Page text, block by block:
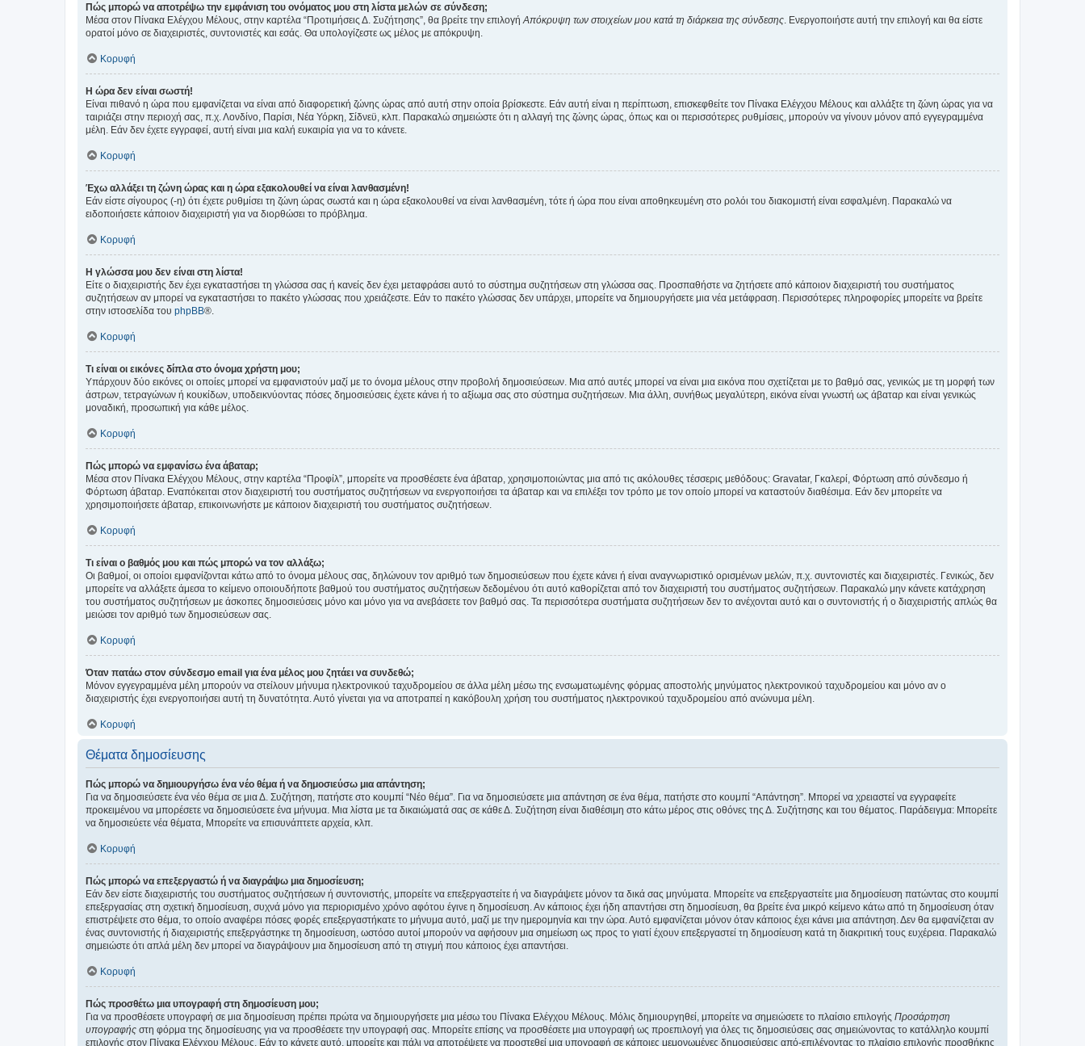
Πώς μπορώ να αποτρέψω την εμφάνιση του ονόματος μου στη λίστα μελών σε σύνδεση;
Μέσα στον Πίνακα Ελέγχου Μέλους, στην καρτέλα “Προτιμήσεις Δ. Συζήτησης”, θα βρείτε την επιλογή Απόκρυψη των στοιχείων μου κατά τη διάρκεια της σύνδεσης . Ενεργοποιήστε αυτή την επιλογή και θα είστε
ορατοί μόνο σε διαχειριστές, συντονιστές και εσάς. Θα υπολογίζεστε ως μέλος με απόκρυψη.
Κορυφή
Η ώρα δεν είναι σωστή!
Είναι πιθανό η ώρα που εμφανίζεται να είναι από διαφορετική ζώνης ώρας από αυτή στην οποία βρίσκεστε. Εάν αυτή είναι η περίπτωση, επισκεφθείτε τον Πίνακα Ελέγχου Μέλους και αλλάξτε τη ζώνη ώρας για να
ταιριάζει στην περιοχή σας, π.χ. Λονδίνο, Παρίσι, Νέα Υόρκη, Σίδνεϋ, κλπ. Παρακαλώ σημειώστε ότι η αλλαγή της ζώνης ώρας, όπως και οι περισσότερες ρυθμίσεις, μπορούν να γίνουν μόνον από εγγεγραμμένα
μέλη. Εάν δεν έχετε εγγραφεί, αυτή είναι μια καλή ευκαιρία για να το κάνετε.
Κορυφή
Έχω αλλάξει τη ζώνη ώρας και η ώρα εξακολουθεί να είναι λανθασμένη!
Εάν είστε σίγουρος (-η) ότι έχετε ρυθμίσει τη ζώνη ώρας σωστά και η ώρα εξακολουθεί να είναι λανθασμένη, τότε ή ώρα που είναι αποθηκευμένη στο ρολόι του διακομιστή είναι εσφαλμένη. Παρακαλώ να
ειδοποιήσετε κάποιον διαχειριστή για να διορθώσει το πρόβλημα.
Κορυφή
Η γλώσσα μου δεν είναι στη λίστα!
Είτε ο διαχειριστής δεν έχει εγκαταστήσει τη γλώσσα σας ή κανείς δεν έχει μεταφράσει αυτό το σύστημα συζητήσεων στη γλώσσα σας. Προσπαθήστε να ζητήσετε από κάποιον διαχειριστή του συστήματος
συζητήσεων αν μπορεί να εγκαταστήσει το πακέτο γλώσσας που χρειάζεστε. Εάν το πακέτο γλώσσας δεν υπάρχει, μπορείτε να δημιουργήσετε μια νέα μετάφραση. Περισσότερες πληροφορίες μπορείτε να βρείτε
στην ιστοσελίδα του phpBB®.
Κορυφή
Τι είναι οι εικόνες δίπλα στο όνομα χρήστη μου;
Υπάρχουν δύο εικόνες οι οποίες μπορεί να εμφανιστούν μαζί με το όνομα μέλους στην προβολή δημοσιεύσεων. Μια από αυτές μπορεί να είναι μια εικόνα που σχετίζεται με το βαθμό σας, γενικώς με τη μορφή των
άστρων, τετραγώνων ή κουκίδων, υποδεικνύοντας πόσες δημοσιεύσεις έχετε κάνει ή το αξίωμα σας στο σύστημα συζητήσεων. Μια άλλη, συνήθως μεγαλύτερη, εικόνα είναι γνωστή ως άβαταρ και είναι γενικώς
μοναδική, προσωπική για κάθε μέλος.
Κορυφή
Πώς μπορώ να εμφανίσω ένα άβαταρ;
Μέσα στον Πίνακα Ελέγχου Μέλους, στην καρτέλα “Προφίλ”, μπορείτε να προσθέσετε ένα άβαταρ, χρησιμοποιώντας μια από τις ακόλουθες τέσσερις μεθόδους: Gravatar, Γκαλερί, Φόρτωση από σύνδεσμο ή
Φόρτωση άβαταρ. Εναπόκειται στον διαχειριστή του συστήματος συζητήσεων να ενεργοποιήσει τα άβαταρ και να επιλέξει τον τρόπο με τον οποίο μπορεί να καταστούν διαθέσιμα. Εάν δεν μπορείτε να
χρησιμοποιήσετε άβαταρ, επικοινωνήστε με κάποιον διαχειριστή του συστήματος συζητήσεων.
Κορυφή
Τι είναι ο βαθμός μου και πώς μπορώ να τον αλλάξω;
Οι βαθμοί, οι οποίοι εμφανίζονται κάτω από το όνομα μέλους σας, δηλώνουν τον αριθμό των δημοσιεύσεων που έχετε κάνει ή είναι αναγνωριστικό ορισμένων μελών, π.χ. συντονιστές και διαχειριστές. Γενικώς, δεν
μπορείτε να αλλάξετε άμεσα το κείμενο οποιουδήποτε βαθμού του συστήματος συζητήσεων δεδομένου ότι αυτό καθορίζεται από τον διαχειριστή του συστήματος συζητήσεων. Παρακαλώ μην κάνετε κατάχρηση
του συστήματος συζητήσεων με άσκοπες δημοσιεύσεις μόνο και μόνο για να ανεβάσετε τον βαθμό σας. Τα περισσότερα συστήματα συζητήσεων δεν το ανέχονται αυτό και ο συντονιστής ή ο διαχειριστής απλώς θα
μειώσει τον αριθμό των δημοσιεύσεων σας.
Κορυφή
Όταν πατάω στον σύνδεσμο email για ένα μέλος μου ζητάει να συνδεθώ;
Μόνον εγγεγραμμένα μέλη μπορούν να στείλουν μήνυμα ηλεκτρονικού ταχυδρομείου σε άλλα μέλη μέσω της ενσωματωμένης φόρμας αποστολής μηνύματος ηλεκτρονικού ταχυδρομείου και μόνο αν ο
διαχειριστής έχει ενεργοποιήσει αυτή τη δυνατότητα. Αυτό γίνεται για να αποτραπεί η κακόβουλη χρήση του συστήματος ηλεκτρονικού ταχυδρομείου από ανώνυμα μέλη.
Κορυφή
Θέματα δημοσίευσης
Πώς μπορώ να δημιουργήσω ένα νέο θέμα ή να δημοσιεύσω μια απάντηση;
Για να δημοσιεύσετε ένα νέο θέμα σε μια Δ. Συζήτηση, πατήστε στο κουμπί “Νέο θέμα”. Για να δημοσιεύσετε μια απάντηση σε ένα θέμα, πατήστε στο κουμπί “Απάντηση”. Μπορεί να χρειαστεί να εγγραφείτε
προκειμένου να μπορέσετε να δημοσιεύσετε ένα μήνυμα. Μια λίστα με τα δικαιώματά σας σε κάθε Δ. Συζήτηση είναι διαθέσιμη στο κάτω μέρος στις οθόνες της Δ. Συζήτησης και του θέματος. Παράδειγμα: Μπορείτε
να δημοσιεύετε νέα θέματα, Μπορείτε να επισυνάπτετε αρχεία, κλπ.
Κορυφή
Πώς μπορώ να επεξεργαστώ ή να διαγράψω μια δημοσίευση;
Εάν δεν είστε διαχειριστής του συστήματος συζητήσεων ή συντονιστής, μπορείτε να επεξεργαστείτε ή να διαγράψετε μόνον τα δικά σας μηνύματα. Μπορείτε να επεξεργαστείτε μια δημοσίευση πατώντας στο κουμπί
επεξεργασίας στη σχετική δημοσίευση, συχνά μόνο για περιορισμένο χρόνο αφότου έγινε η δημοσίευση. Αν κάποιος έχει ήδη απαντήσει στη δημοσίευση, θα βρείτε ένα μικρό κείμενο κάτω από τη δημοσίευση όταν
επιστρέψετε στο θέμα, το οποίο αναφέρει πόσες φορές επεξεργαστήκατε το μήνυμα αυτό, μαζί με την ημερομηνία και την ώρα. Αυτό εμφανίζεται μόνον όταν κάποιος έχει κάνει μια απάντηση. Δεν θα εμφανίζεται αν
ένας συντονιστής ή διαχειριστής επεξεργάστηκε τη δημοσίευση, ωστόσο αυτοί μπορούν να αφήσουν μια σημείωση ως προς το γιατί έχουν επεξεργαστεί τη δημοσίευση κατά τη διακριτική τους ευχέρεια. Παρακαλώ
σημειώστε ότι απλά μέλη δεν μπορεί να διαγράψουν μια δημοσίευση από τη στιγμή που κάποιος έχει απαντήσει.
Κορυφή
Πώς προσθέτω μια υπογραφή στη δημοσίευση μου;
Για να προσθέσετε υπογραφή σε μια δημοσίευση πρέπει πρώτα να δημιουργήσετε μια μέσω του Πίνακα Ελέγχου Μέλους. Μόλις δημιουργηθεί, μπορείτε να σημειώσετε το πλαίσιο επιλογής Προσάρτηση
υπογραφής στη φόρμα της δημοσίευσης για να προσθέσετε την υπογραφή σας. Μπορείτε επίσης να προσθέσετε μια υπογραφή ως προεπιλογή για όλες τις δημοσιεύσεις σας σημειώνοντας το κατάλληλο κουμπί
επιλογής στον Πίνακα Ελέγχου Μέλους. Εάν το κάνετε αυτό, μπορείτε και πάλι να αποτρέψετε να προστεθεί μια υπογραφή σε κάποιες μεμονωμένες δημοσιεύσεις από-επιλέγοντας το πλαίσιο επιλογής προσθήκης